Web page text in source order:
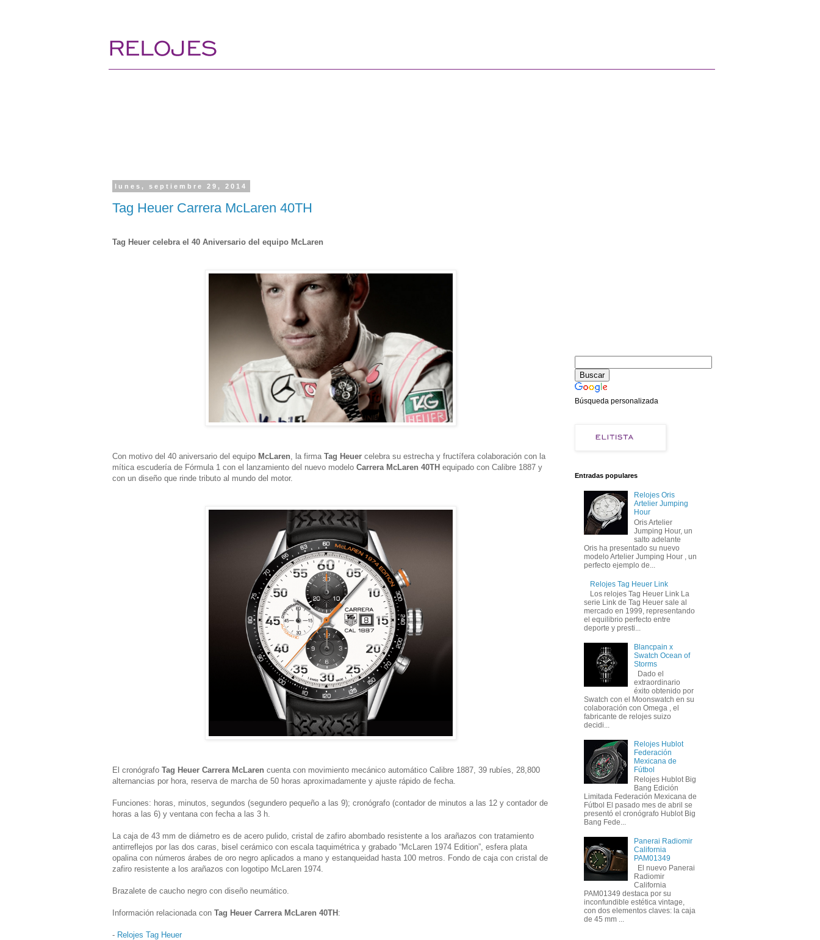
lunes, septiembre 29, 2014
Tag Heuer Carrera McLaren 40TH
Tag Heuer celebra el 40 Aniversario del equipo McLaren
Con motivo del 40 aniversario del equipo McLaren , la firma Tag Heuer celebra su estrecha y fructífera colaboración con la
mítica escudería de Fórmula 1 con el lanzamiento del nuevo modelo Carrera McLaren 40TH equipado con Calibre 1887 y
con un diseño que rinde tributo al mundo del motor.
El cronógrafo Tag Heuer Carrera McLaren cuenta con movimiento mecánico automático Calibre 1887, 39 rubíes, 28,800
alternancias por hora, reserva de marcha de 50 horas aproximadamente y ajuste rápido de fecha.
Funciones: horas, minutos, segundos (segundero pequeño a las 9); cronógrafo (contador de minutos a las 12 y contador de
horas a las 6) y ventana con fecha a las 3 h.
La caja de 43 mm de diámetro es de acero pulido, cristal de zafiro abombado resistente a los arañazos con tratamiento
antirreflejos por las dos caras, bisel cerámico con escala taquimétrica y grabado “McLaren 1974 Edition”, esfera plata
opalina con números árabes de oro negro aplicados a mano y estanqueidad hasta 100 metros. Fondo de caja con cristal de
zafiro resistente a los arañazos con logotipo McLaren 1974.
Brazalete de caucho negro con diseño neumático.
Información relacionada con Tag Heuer Carrera McLaren 40TH:
- Relojes Tag Heuer
Búsqueda personalizada
Entradas populares
Relojes Oris
Artelier Jumping
Hour
Oris Artelier
Jumping Hour, un
salto adelante
Oris ha presentado su nuevo
modelo Artelier Jumping Hour , un
perfecto ejemplo de...
Relojes Tag Heuer Link
Los relojes Tag Heuer Link La
serie Link de Tag Heuer sale al
mercado en 1999, representando
el equilibrio perfecto entre
deporte y presti...
Blancpain x
Swatch Ocean of
Storms
Dado el
extraordinario
éxito obtenido por
Swatch con el Moonswatch en su
colaboración con Omega , el
fabricante de relojes suizo
decidi...
Relojes Hublot
Federación
Mexicana de
Fútbol
Relojes Hublot Big
Bang Edición
Limitada Federación Mexicana de
Fútbol El pasado mes de abril se
presentó el cronógrafo Hublot Big
Bang Fede...
Panerai Radiomir
California
PAM01349
El nuevo Panerai
Radiomir
California
PAM01349 destaca por su
inconfundible estética vintage,
con dos elementos claves: la caja
de 45 mm ...